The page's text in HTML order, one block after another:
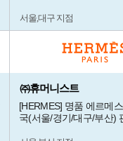
서울,대구 지점
㈜휴머니스트
[HERMES] 명품 에르메
국(서울/경기/대구/부산)